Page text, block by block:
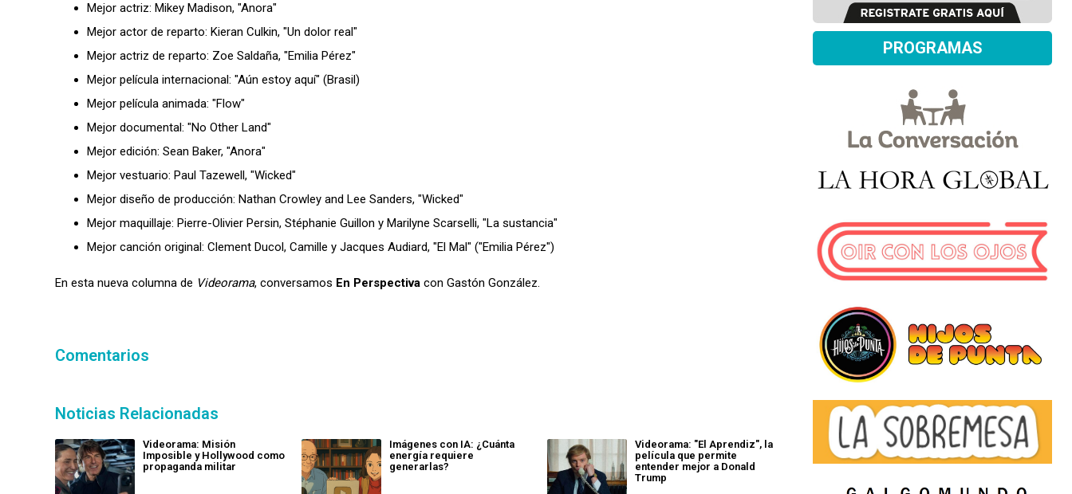
Mejor actriz: Mikey Madison, "Anora"
Mejor actor de reparto: Kieran Culkin, "Un dolor real"
Mejor actriz de reparto: Zoe Saldaña, "Emilia Pérez"
Mejor película internacional: "Aún estoy aquí" (Brasil)
Mejor película animada: "Flow"
Mejor documental: "No Other Land"
Mejor edición: Sean Baker, "Anora"
Mejor vestuario: Paul Tazewell, "Wicked"
Mejor diseño de producción: Nathan Crowley and Lee Sanders, "Wicked"
Mejor maquillaje: Pierre-Olivier Persin, Stéphanie Guillon y Marilyne Scarselli, "La sustancia"
Mejor canción original: Clement Ducol, Camille y Jacques Audiard, "El Mal" ("Emilia Pérez")
En esta nueva columna de Videorama, conversamos En Perspectiva con Gastón González.
Comentarios
Noticias Relacionadas
Videorama: Misión
Imposible y Hollywood como
propaganda militar
Imágenes con IA: ¿Cuánta
energía requiere
generarlas?
Videorama: "El Aprendiz", la
película que permite
entender mejor a Donald
Trump
PROGRAMAS